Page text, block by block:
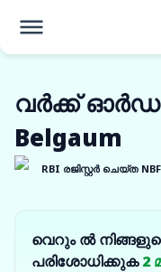
വർക്ക്
Belgaum
RBI രജിസ്റ്റർ ചെയ്ത
വെറും ൽ
പരിശോധിക്കുക2